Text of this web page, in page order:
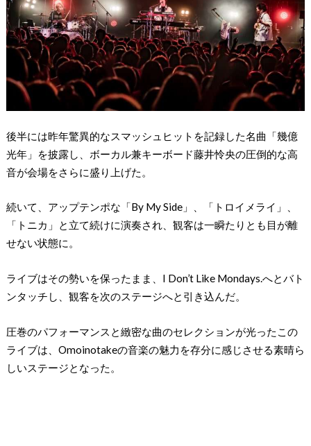
後半には昨年驚異的なスマッシュヒットを記録した名曲「幾億
光年」を披露し、ボーカル兼キーボード藤井怜央の圧倒的な高
音が会場をさらに盛り上げた。
続いて、アップテンポな「By My Side」、「トロイメライ」、
「トニカ」と立て続けに演奏され、観客は一瞬たりとも目が離
せない状態に。
ライブはその勢いを保ったまま、I Don’t Like Mondays.へとバト
ンタッチし、観客を次のステージへと引き込んだ。
圧巻のパフォーマンスと緻密な曲のセレクションが光ったこの
ライブは、Omoinotakeの音楽の魅力を存分に感じさせる素晴ら
しいステージとなった。